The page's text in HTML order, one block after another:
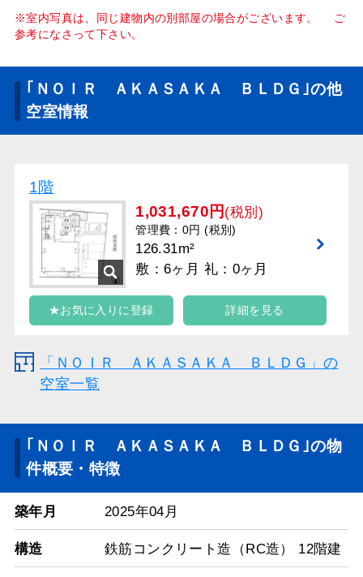
※室内写真は、同じ建物内の別部屋の場合がございます。 ご
参考になさって下さい。
｢ＮＯＩＲ ＡＫＡＳＡＫＡ ＢＬＤＧ｣の他
空室情報
1階
1,031,670円 (税別)
管理費：0円 (税別)
126.31m²
敷：6ヶ月 礼：0ヶ月
★お気に入りに登録 詳細を見る
「ＮＯＩＲ ＡＫＡＳＡＫＡ ＢＬＤＧ」の
空室一覧
｢ＮＯＩＲ ＡＫＡＳＡＫＡ ＢＬＤＧ｣の物
件概要・特徴
築年月 2025年04月
構造 鉄筋コンクリート造（RC造） 12階建